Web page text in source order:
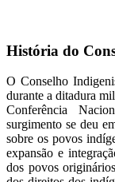
História do
O Conselho
durante a ditadura
Conferência
surgimento se deu
sobre os povos
expansão e
dos povos